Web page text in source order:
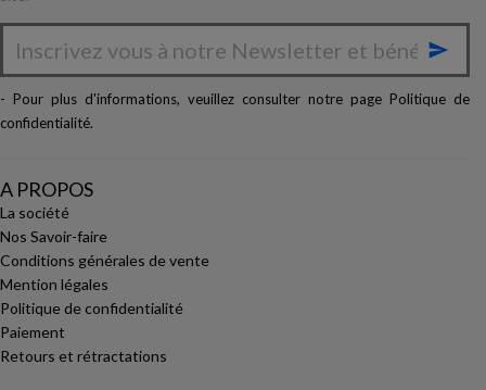

- Pour plus d'informations, veuillez consulter notre page Politique de
confidentialité.
A PROPOS
La société
Nos Savoir-faire
Conditions générales de vente
Mention légales
Politique de confidentialité
Paiement
Retours et rétractations